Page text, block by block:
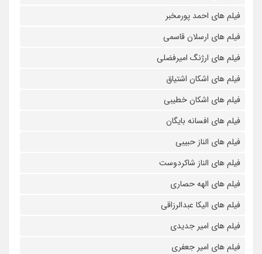
فیلم های احمد پورمخبر
فیلم های ارسلان قاسمی
فیلم های ارژنگ امیرفضلی
فیلم های اشکان اشتیاق
فیلم های اشکان خطیبی
فیلم های افسانه بایگان
فیلم های الناز حبیبی
فیلم های الناز شاکردوست
فیلم های الهه حصاری
فیلم های الیکا عبدالرزاقی
فیلم های امیر جدیدی
فیلم های امیر جعفری